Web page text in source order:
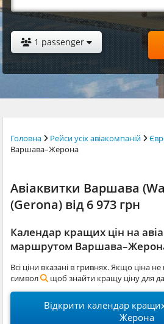
1 passenger
Головна Рейси усіх авіакомпаній
Варшава–Жерона
Авіаквитки Варшава
(Gerona) від 6 973 грн
Календар кращих цін на
маршрутом
Всі ціни вказані в гривнях. Якщо ціна
символ
щоб знайти кращу ціну для
Відкрити календар
Жерона